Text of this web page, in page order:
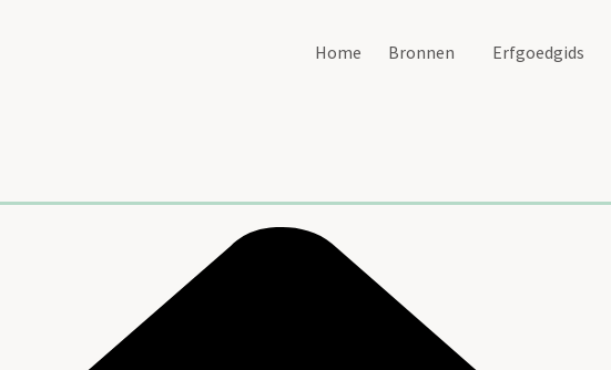
Home Bronnen Erfgoedgids